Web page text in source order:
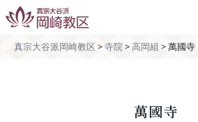
真宗大谷派岡崎教区 >寺院>高岡組 >萬國寺
萬國寺